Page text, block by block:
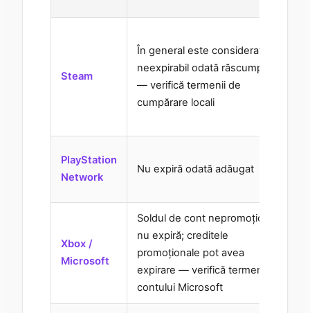
Steam
În general este considerat
neexpirabil odată răscumpărat
— verifică termenii de
cumpărare locali
PlayStation
Network
Nu expiră odată adăugat
Xbox /
Microsoft
Soldul de cont nepromoțional
nu expiră; creditele
promoționale pot avea
expirare — verifică termenii
contului Microsoft